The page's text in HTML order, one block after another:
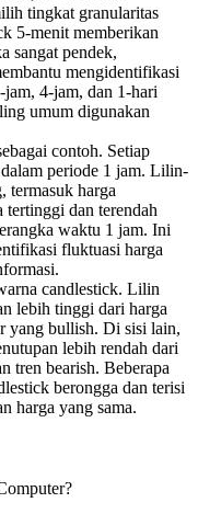
tingkat granularitas
5-menit memberikan
sangat pendek,
mengidentifikasi
4-jam, dan 1-hari
umum digunakan
contoh. Setiap
periode 1 jam. Lilin-
termasuk harga
tertinggi dan terendah
waktu 1 jam. Ini
fluktuasi harga
candlestick. Lilin
lebih tinggi dari harga
yang bullish. Di sisi lain,
lebih rendah dari
tren bearish. Beberapa
berongga dan terisi
harga yang sama.